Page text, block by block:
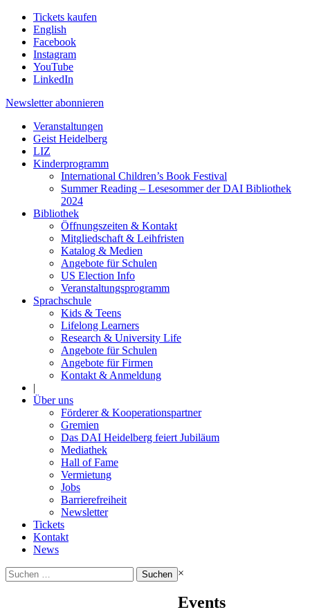
Tickets kaufen
English
Facebook
Instagram
YouTube
LinkedIn
Newsletter abonnieren
Veranstaltungen
Geist Heidelberg
LIZ
Kinderprogramm
International Children’s Book Festival
Summer Reading – Lesesommer der DAI Bibliothek
2024
Bibliothek
Öffnungszeiten & Kontakt
Mitgliedschaft & Leihfristen
Katalog & Medien
Angebote für Schulen
US Election Info
Veranstaltungsprogramm
Sprachschule
Kids & Teens
Lifelong Learners
Research & University Life
Angebote für Schulen
Angebote für Firmen
Kontakt & Anmeldung
|
Über uns
Förderer & Kooperationspartner
Gremien
Das DAI Heidelberg feiert Jubiläum
Mediathek
Hall of Fame
Vermietung
Jobs
Barrierefreiheit
Newsletter
Tickets
Kontakt
News
Suchen
nach:
×
Events